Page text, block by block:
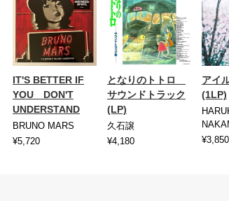
IT'S BETTER IF
YOU DON'T
UNDERSTAND
BRUNO MARS
¥5,720
となりのトトロ
サウンドトラック
(LP)
久石譲
¥4,180
アイ
(1LP)
¥3,850